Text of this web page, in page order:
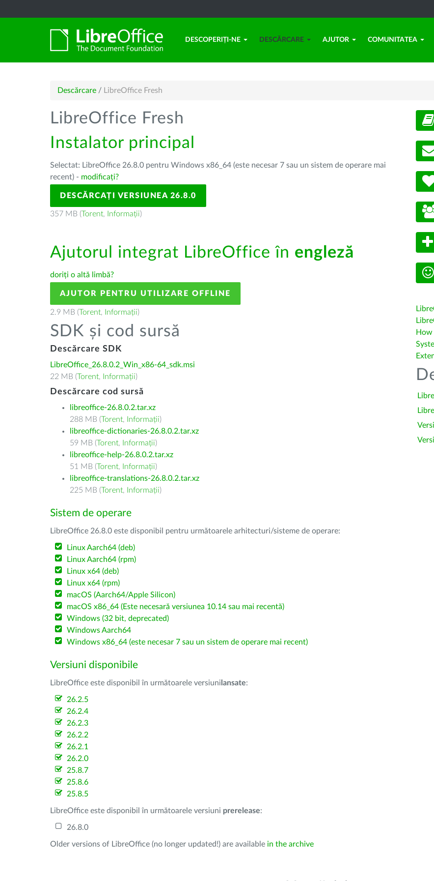
DESCOPERIȚI-NE DESCĂRCARE AJUTOR COMUNITATEA
Descărcare / LibreOffice Fresh
LibreOffice Fresh
Instalator principal
Selectat: LibreOffice 26.8.0 pentru Windows x86_64 (este necesar 7 sau un sistem de operare mai
recent) - modificați?
DESCĂRCAȚI VERSIUNEA 26.8.0
357 MB (Torent, Informații)
Ajutorul integrat LibreOffice în engleză
doriți o altă limbă?
AJUTOR PENTRU UTILIZARE OFFLINE
2.9 MB (Torent, Informații)
SDK și cod sursă
Descărcare SDK
LibreOffice_26.8.0.2_Win_x86-64_sdk.msi
22 MB (Torent, Informații)
Descărcare cod sursă
libreoffice-26.8.0.2.tar.xz
288 MB (Torent, Informații)
libreoffice-dictionaries-26.8.0.2.tar.xz
59 MB (Torent, Informații)
libreoffice-help-26.8.0.2.tar.xz
51 MB (Torent, Informații)
libreoffice-translations-26.8.0.2.tar.xz
225 MB (Torent, Informații)
Sistem de operare
LibreOffice 26.8.0 este disponibil pentru următoarele arhitecturi/sisteme de operare:
Linux Aarch64 (deb)
Linux Aarch64 (rpm)
Linux x64 (deb)
Linux x64 (rpm)
macOS (Aarch64/Apple Silicon)
macOS x86_64 (Este necesară versiunea 10.14 sau mai recentă)
Windows (32 bit, deprecated)
Windows Aarch64
Windows x86_64 (este necesar 7 sau un sistem de operare mai recent)
Versiuni disponibile
LibreOffice este disponibil în următoarele versiuni lansate:
26.2.5
26.2.4
26.2.3
26.2.2
26.2.1
26.2.0
25.8.7
25.8.6
25.8.5
LibreOffice este disponibil în următoarele versiuni prerelease:
26.8.0
Older versions of LibreOffice (no longer updated!) are available in the archive